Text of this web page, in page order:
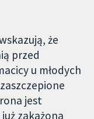
że
przed
u młodych
jest
zakażona